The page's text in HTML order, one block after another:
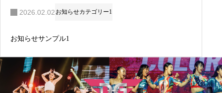
2026.02.02 お知らせカテゴリー1
お知らせサンプル1